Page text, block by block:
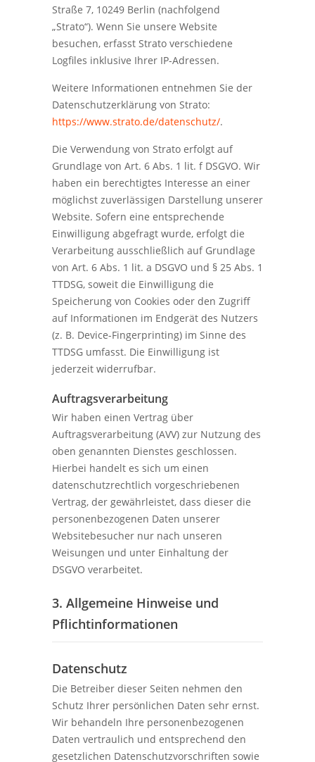
Straße 7, 10249 Berlin (nachfolgend
„Strato“). Wenn Sie unsere Website
besuchen, erfasst Strato verschiedene
Logfiles inklusive Ihrer IP-Adressen.
Weitere Informationen entnehmen Sie der
Datenschutzerklärung von Strato:
https://www.strato.de/datenschutz/.
Die Verwendung von Strato erfolgt auf
Grundlage von Art. 6 Abs. 1 lit. f DSGVO. Wir
haben ein berechtigtes Interesse an einer
möglichst zuverlässigen Darstellung unserer
Website. Sofern eine entsprechende
Einwilligung abgefragt wurde, erfolgt die
Verarbeitung ausschließlich auf Grundlage
von Art. 6 Abs. 1 lit. a DSGVO und § 25 Abs. 1
TTDSG, soweit die Einwilligung die
Speicherung von Cookies oder den Zugriff
auf Informationen im Endgerät des Nutzers
(z. B. Device-Fingerprinting) im Sinne des
TTDSG umfasst. Die Einwilligung ist
jederzeit widerrufbar.
Auftragsverarbeitung
Wir haben einen Vertrag über
Auftragsverarbeitung (AVV) zur Nutzung des
oben genannten Dienstes geschlossen.
Hierbei handelt es sich um einen
datenschutzrechtlich vorgeschriebenen
Vertrag, der gewährleistet, dass dieser die
personenbezogenen Daten unserer
Websitebesucher nur nach unseren
Weisungen und unter Einhaltung der
DSGVO verarbeitet.
3. Allgemeine Hinweise und
Pflicht­informationen
Datenschutz
Die Betreiber dieser Seiten nehmen den
Schutz Ihrer persönlichen Daten sehr ernst.
Wir behandeln Ihre personenbezogenen
Daten vertraulich und entsprechend den
gesetzlichen Datenschutzvorschriften sowie